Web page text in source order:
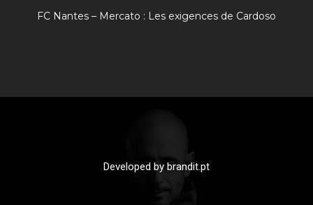
FC Nantes – Mercato : Les exigences de Cardoso
Developed by brandit.pt